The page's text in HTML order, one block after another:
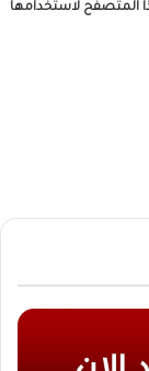
المتصفح لاستخدامها